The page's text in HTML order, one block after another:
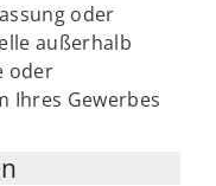
oder
außerhalb
oder
Ihres Gewerbes